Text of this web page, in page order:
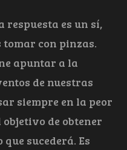
respuesta es un sí,
tomar con pinzas.
apuntar a la
de nuestras
siempre en la peor
de obtener
sucederá. Es